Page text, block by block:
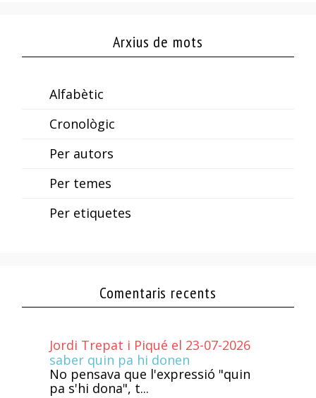
Arxius de mots
Alfabètic
Cronològic
Per autors
Per temes
Per etiquetes
Comentaris recents
Jordi Trepat i Piqué el 23-07-2026
saber quin pa hi donen
No pensava que l'expressió "quin
pa s'hi dona", t...